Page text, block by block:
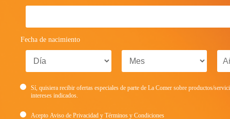
Fecha de nacimiento
Sí, quisiera recibir ofertas especiales de parte de La Comer sobre productos/
intereses indicados.
Acepto Aviso de Privacidad y Términos y Condiciones